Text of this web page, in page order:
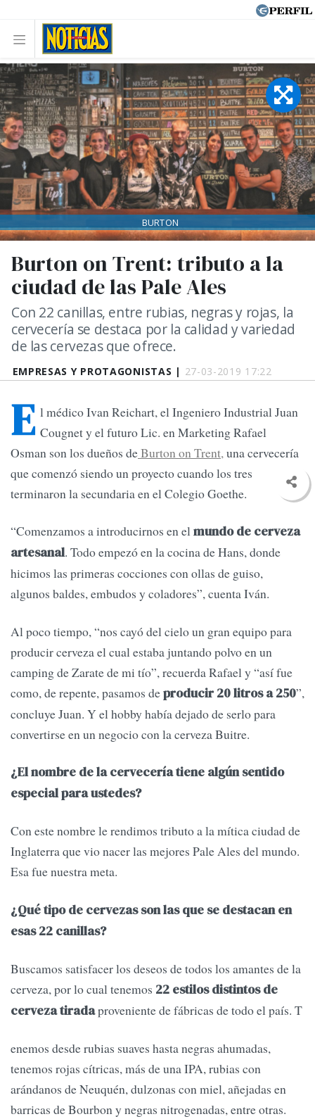
EMPRESAS Y PROTAGONISTAS | 27-03-2019 17:22
Burton on Trent: tributo a la
ciudad de las Pale Ales
Con 22 canillas, entre rubias, negras y rojas, la
cervecería se destaca por la calidad y variedad
de las cervezas que ofrece.
BURTON
E l médico Ivan Reichart, el Ingeniero Industrial Juan
Cougnet y el futuro Lic. en Marketing Rafael
Osman son los dueños deBurton on Trent,una cervecería
que comenzó siendo un proyecto cuando los tres
terminaron la secundaria en el Colegio Goethe.
“Comenzamos a introducirnos en elmundo de cerveza
artesanal. Todo empezó en la cocina de Hans, donde
hicimos las primeras cocciones con ollas de guiso,
algunos baldes, embudos y coladores”, cuenta Iván.
Al poco tiempo, “nos cayó del cielo un gran equipo para
producir cerveza el cual estaba juntando polvo en un
camping de Zarate de mi tío”, recuerda Rafael y “así fue
como, de repente, pasamos deproducir 20 litros a 250”,
concluye Juan. Y el hobby había dejado de serlo para
convertirse en un negocio con la cerveza Buitre.
¿El nombre de la cervecería tiene algún sentido
especial para ustedes?
Con este nombre le rendimos tributo a la mítica ciudad de
Inglaterra que vio nacer las mejores Pale Ales del mundo.
Esa fue nuestra meta.
¿Qué tipo de cervezas son las que se destacan en
esas 22 canillas?
Buscamos satisfacer los deseos de todos los amantes de la
cerveza, por lo cual tenemos 22 estilos distintos de
cerveza tiradaproveniente de fábricas de todo el país. T
enemos desde rubias suaves hasta negras ahumadas,
tenemos rojas cítricas, más de una IPA, rubias con
arándanos de Neuquén, dulzonas con miel, añejadas en
barricas de Bourbon y negras nitrogenadas, entre otras.